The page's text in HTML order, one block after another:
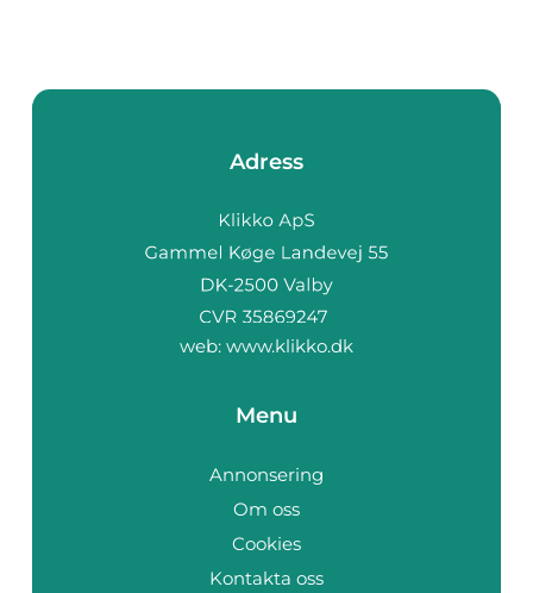
Adress
web: www.klikko.dk
Menu
Annonsering
Om oss
Cookies
Kontakta oss